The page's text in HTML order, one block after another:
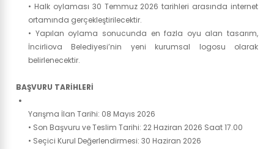
• Halk oylaması 30 Temmuz 2026 tarihleri arasında internet
ortamında gerçekleştirilecektir.
• Yapılan oylama sonucunda en fazla oyu alan tasarım,
İncirliova Belediyesi’nin yeni kurumsal logosu olarak
belirlenecektir.
BAŞVURU TARİHLERİ
Yarışma İlan Tarihi: 08 Mayıs 2026
• Son Başvuru ve Teslim Tarihi: 22 Haziran 2026 Saat 17.00
• Seçici Kurul Değerlendirmesi: 30 Haziran 2026